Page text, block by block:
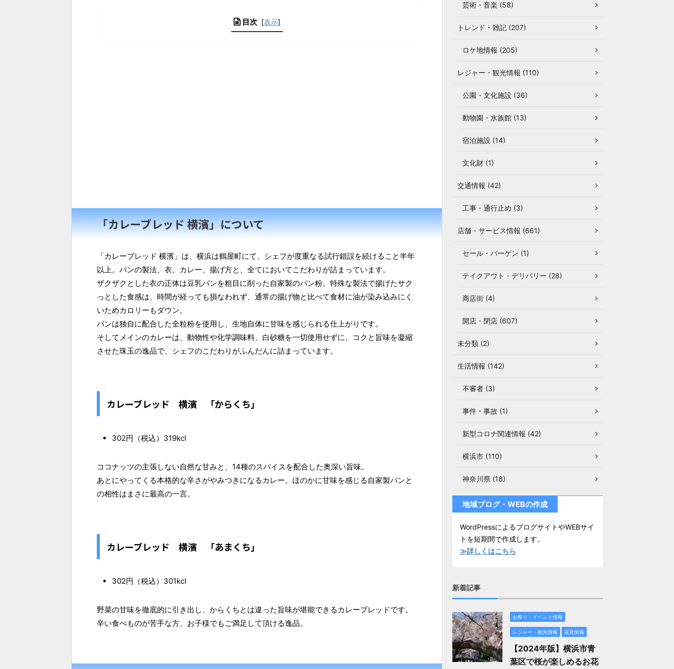
目次 [表示]
「カレーブレッド 横濱」について
「カレーブレッド 横濱」は、横浜は鶴屋町にて、シェフが度重なる試行錯誤を続けること半年
以上。パンの製法、衣、カレー、揚げ方と、全てにおいてこだわりが詰まっています。
ザクザクとした衣の正体は豆乳パンを粗目に削った自家製のパン粉。特殊な製法で揚げたサク
っとした食感は、時間が経っても損なわれず、通常の揚げ物と比べて食材に油が染み込みにく
いためカロリーもダウン。
パンは独自に配合した全粒粉を使用し、生地自体に甘味を感じられる仕上がりです。
そしてメインのカレーは、動物性や化学調味料、白砂糖を一切使用せずに、コクと旨味を凝縮
させた珠玉の逸品で、シェフのこだわりがふんだんに詰まっています。
カレーブレッド 横濱 「からくち」
302円（税込）319kcl
ココナッツの主張しない自然な甘みと、14種のスパイスを配合した奥深い旨味。
あとにやってくる本格的な辛さがやみつきになるカレー。ほのかに甘味を感じる自家製パンと
の相性はまさに最高の一言。
カレーブレッド 横濱 「あまくち」
302円（税込）301kcl
野菜の甘味を徹底的に引き出し、からくちとは違った旨味が堪能できるカレーブレッドです。
辛い食べものが苦手な方、お子様でもご満足して頂ける逸品。
芸術・音楽 (58)
トレンド・雑記 (207)
ロケ地情報 (205)
レジャー・観光情報 (110)
公園・文化施設 (36)
動物園・水族館 (13)
宿泊施設 (14)
文化財 (1)
交通情報 (42)
工事・通行止め (3)
店舗・サービス情報 (661)
セール・バーゲン (1)
テイクアウト・デリバリー (28)
商店街 (4)
開店・閉店 (607)
未分類 (2)
生活情報 (142)
不審者 (3)
事件・事故 (1)
新型コロナ関連情報 (42)
横浜市 (110)
神奈川県 (18)
地域ブログ・WEBの作成
WordPressによるブログサイトやWEBサイ
トを短期間で作成します。
≫詳しくはこちら
新着記事
お祭り・イベント情報
レジャー・観光情報 花見情報
【2024年版】横浜市青
葉区で桜が楽しめるお花